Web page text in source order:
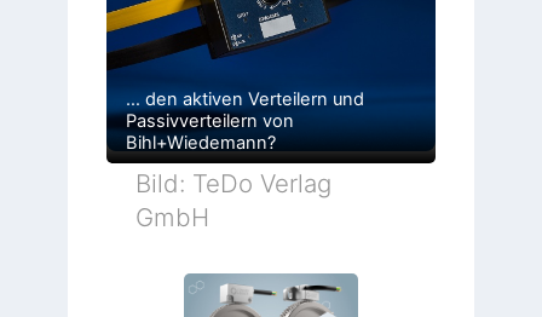
… den aktiven Verteilern und
Passivverteilern von
Bihl+Wiedemann?
Bild: TeDo Verlag
GmbH